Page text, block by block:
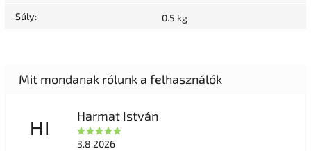
Súly: 0.5 kg
HI
Harmat István
3.8.2026